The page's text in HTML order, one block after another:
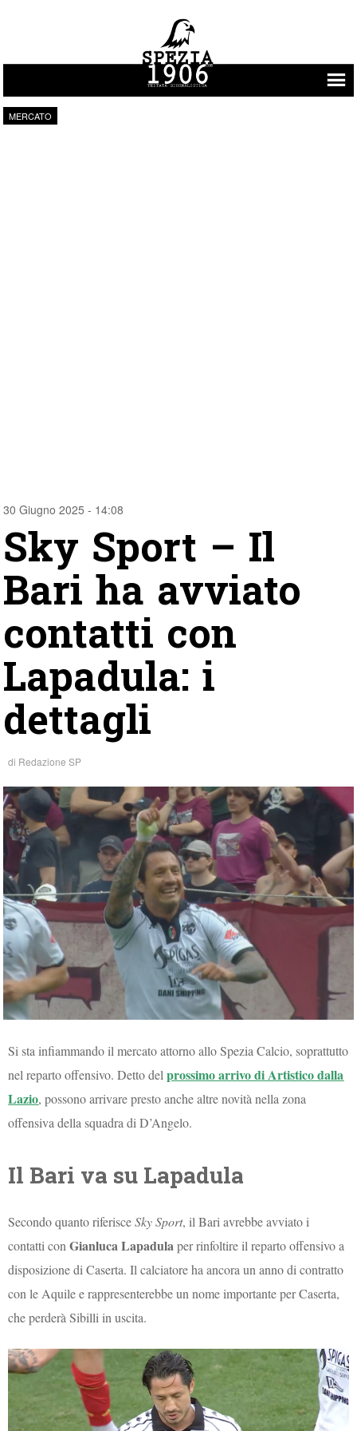
Vai al contenuto
MERCATO
30 Giugno 2025 - 14:08
Sky Sport – Il
Bari ha avviato
contatti con
Lapadula: i
dettagli
di Redazione SP
Si sta infiammando il mercato attorno allo Spezia Calcio, soprattutto
nel reparto offensivo. Detto delprossimo arrivo di Artistico dalla
Lazio, possono arrivare presto anche altre novità nella zona
offensiva della squadra di D’Angelo.
Il Bari va su Lapadula
Secondo quanto riferisceSky Sport, il Bari avrebbe avviato i
contatti conGianluca Lapadulaper rinfoltire il reparto offensivo a
disposizione di Caserta. Il calciatore ha ancora un anno di contratto
con le Aquile e rappresenterebbe un nome importante per Caserta,
che perderà Sibilli in uscita.